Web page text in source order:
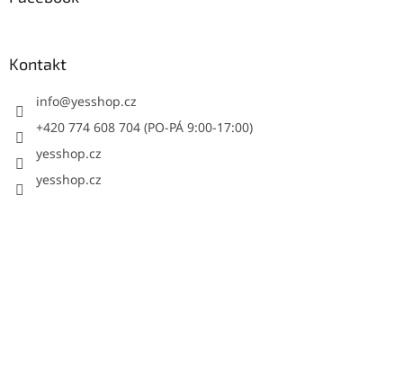
Kontakt
info@yesshop.cz
+420 774 608 704 (PO-PÁ 9:00-17:00)
yesshop.cz
yesshop.cz